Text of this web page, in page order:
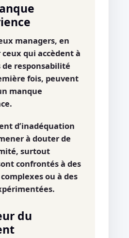
managers, en
qui accèdent à
de responsabilité
fois, peuvent
manque
d’inadéquation
à douter de
surtout
confrontés à des
ou à des
du